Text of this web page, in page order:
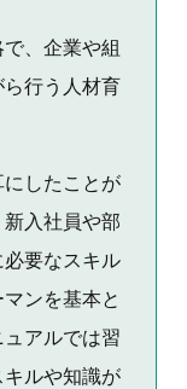
で、企業や組
行う人材育
にしたことが
入社員や部
要なスキル
ンを基本と
アルでは習
ルや知識が